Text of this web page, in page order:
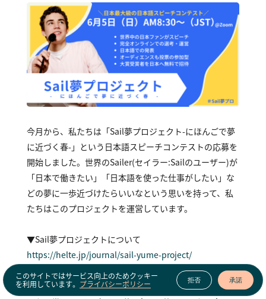
今月から、私たちは「Sail夢プロジェクト-にほんごで夢
に近づく春-」という日本語スピーチコンテストの応募を
開始しました。世界のSailer(セイラー：Sailのユーザー)が
「日本で働きたい」「日本語を使った仕事がしたい」な
どの夢に一歩近づけたらいいなという思いを持って、私
たちはこのプロジェクトを運営しています。
▼Sail夢プロジェクトについて
https://helte.jp/journal/sail-yume-project/
今週、Sail夢プロジェクトへの挑戦者（コンテストに登壇
このサイトではサービス向上のためクッキー
を利用しています。 プライバシーポリシー 拒否 承諾